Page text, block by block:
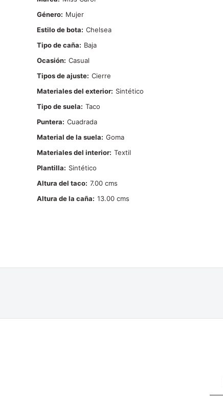
Género
Mujer
Estilo de bota
Chelsea
Tipo de caña
Baja
Ocasión Casual
Tipos de ajuste Cierre
Materiales del exterior
Sintético
Tipo de suela
Taco
Puntera
Cuadrada
Material de la suela
Goma
Materiales del interior Textil
Plantilla
Sintético
Altura del taco 7.00
Altura de la caña
13.00